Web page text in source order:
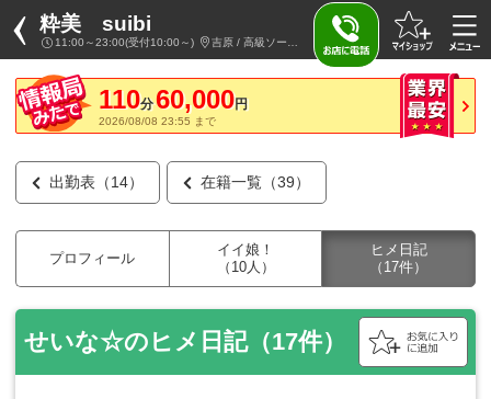
粋美 suibi
11:00～23:00(受付10:00～) 吉原 / 高級ソープランド
110分60,000円
2026/08/08 23:55 まで
出勤表（14） 在籍一覧（39）
プロフィール
イイ娘！
（10人）
ヒメ日記
（17件）
せいな☆のヒメ日記（17件）